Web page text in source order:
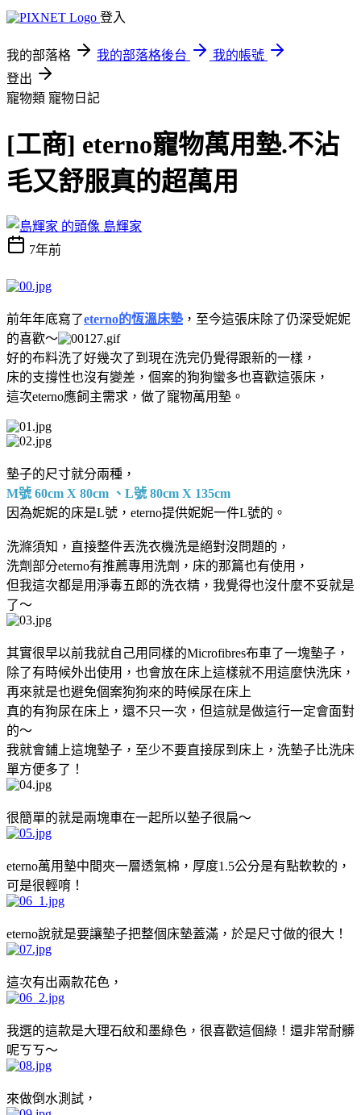
登入
我的部落格 我的部落格後台
我的帳號
登出
寵物類 寵物日記
[工商] eterno寵物萬用墊.不沾
毛又舒服真的超萬用
島輝家
7年前
前年年底寫了eterno的恆溫床墊 ，至今這張床除了仍深受妮妮
的喜歡～
好的布料洗了好幾次了到現在洗完仍覺得跟新的一樣，
床的支撐性也沒有變差，個案的狗狗蠻多也喜歡這張床，
這次eterno應飼主需求，做了寵物萬用墊。
墊子的尺寸就分兩種，
M號 60cm X 80cm 、L號 80cm X 135cm
因為妮妮的床是L號，eterno提供妮妮一件L號的。
洗滌須知，直接整件丟洗衣機洗是絕對沒問題的，
洗劑部分eterno有推薦專用洗劑，床的那篇也有使用，
但我這次都是用淨毒五郎的洗衣精，我覺得也沒什麼不妥就是
了～
其實很早以前我就自己用同樣的Microfibres布車了一塊墊子，
除了有時候外出使用，也會放在床上這樣就不用這麼快洗床，
再來就是也避免個案狗狗來的時候尿在床上
真的有狗尿在床上，還不只一次，但這就是做這行一定會面對
的～
我就會鋪上這塊墊子，至少不要直接尿到床上，洗墊子比洗床
單方便多了！
很簡單的就是兩塊車在一起所以墊子很扁～
eterno萬用墊中間夾一層透氣棉，厚度1.5公分是有點軟軟的，
可是很輕唷！
eterno說就是要讓墊子把整個床墊蓋滿，於是尺寸做的很大！
這次有出兩款花色，
我選的這款是大理石紋和墨綠色，很喜歡這個綠！還非常耐髒
呢ㄎㄎ～
來做倒水測試，